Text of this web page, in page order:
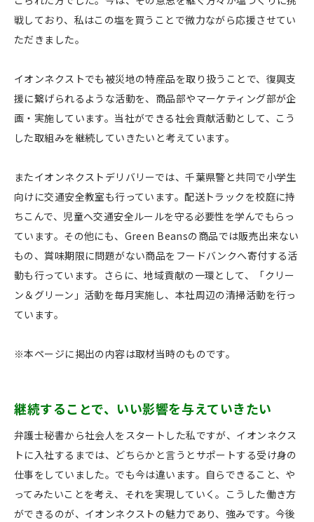
戦しており、私はこの塩を買うことで微力ながら応援させてい
ただきました。
イオンネクストでも被災地の特産品を取り扱うことで、復興支
援に繋げられるような活動を、商品部やマーケティング部が企
画・実施しています。当社ができる社会貢献活動として、こう
した取組みを継続していきたいと考えています。
またイオンネクストデリバリーでは、千葉県警と共同で小学生
向けに交通安全教室も行っています。配送トラックを校庭に持
ちこんで、児童へ交通安全ルールを守る必要性を学んでもらっ
ています。その他にも、Green Beansの商品では販売出来ない
もの、賞味期限に問題がない商品をフードバンクへ寄付する活
動も行っています。さらに、地域貢献の一環として、「クリー
ン＆グリーン」活動を毎月実施し、本社周辺の清掃活動を行っ
ています。
※本ページに掲出の内容は取材当時のものです。
継続することで、いい影響を与えていきたい
弁護士秘書から社会人をスタートした私ですが、イオンネクス
トに入社するまでは、どちらかと言うとサポートする受け身の
仕事をしていました。でも今は違います。自らできること、や
ってみたいことを考え、それを実現していく。こうした働き方
ができるのが、イオンネクストの魅力であり、強みです。今後